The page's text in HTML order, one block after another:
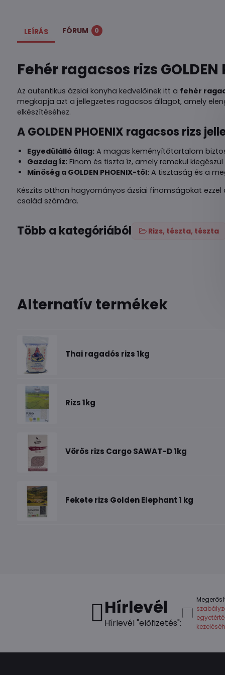
LEÍRÁS FÓRUM 0
Fehér ragacsos rizs
Az autentikus ázsiai konyha kedvelőinek itt a fehér
megkapja azt a jellegzetes ragacsos állagot, amely
elkészítéséhez.
A GOLDEN PHOENIX ragacsos rizs
Egyedülálló állag:A magas keményítőtartalom
Gazdag íz:Finom és tiszta íz, amely remekül
Minőség a GOLDEN PHOENIX-től:A tisztaság és a
Készíts otthon hagyományos ázsiai finomságokat
család számára.
Több a kategóriából Rizs, tészta, tészta
Alternatív termékek
Thai ragadós rizs 1kg
Rizs 1kg
Vörös rizs Cargo SAWAT-D 1kg
Fekete rizs Golden Elephant 1 kg
Hírlevél
Hírlevél "előfizetés":